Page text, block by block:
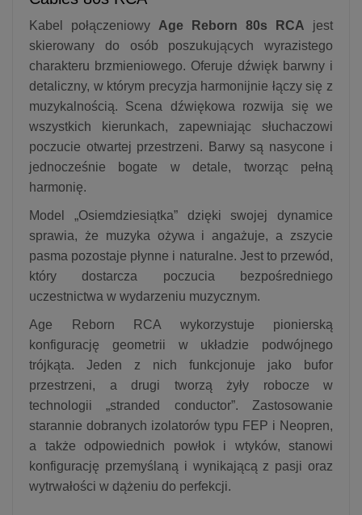
Kabel połączeniowy Age Reborn 80s RCA jest
skierowany do osób poszukujących wyrazistego
charakteru brzmieniowego. Oferuje dźwięk barwny i
detaliczny, w którym precyzja harmonijnie łączy się z
muzykalnością. Scena dźwiękowa rozwija się we
wszystkich kierunkach, zapewniając słuchaczowi
poczucie otwartej przestrzeni. Barwy są nasycone i
jednocześnie bogate w detale, tworząc pełną
harmonię.
Model „Osiemdziesiątka” dzięki swojej dynamice
sprawia, że muzyka ożywa i angażuje, a zszycie
pasma pozostaje płynne i naturalne. Jest to przewód,
który dostarcza poczucia bezpośredniego
uczestnictwa w wydarzeniu muzycznym.
Age Reborn RCA wykorzystuje pionierską
konfigurację geometrii w układzie podwójnego
trójkąta. Jeden z nich funkcjonuje jako bufor
przestrzeni, a drugi tworzą żyły robocze w
technologii „stranded conductor”. Zastosowanie
starannie dobranych izolatorów typu FEP i Neopren,
a także odpowiednich powłok i wtyków, stanowi
konfigurację przemyślaną i wynikającą z pasji oraz
wytrwałości w dążeniu do perfekcji.